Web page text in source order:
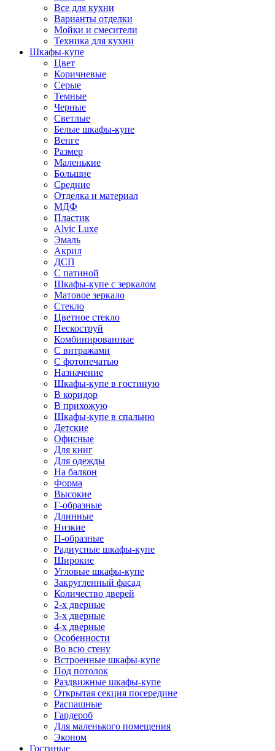
Все для кухни
Варианты отделки
Мойки и смесители
Техника для кухни
Шкафы-купе
Цвет
Коричневые
Серые
Темные
Черные
Светлые
Белые шкафы-купе
Венге
Размер
Маленькие
Большие
Средние
Отделка и материал
МДФ
Пластик
Alvic Luxe
Эмаль
Акрил
ДСП
С патиной
Шкафы-купе с зеркалом
Матовое зеркало
Стекло
Цветное стекло
Пескоструй
Комбинированные
С витражами
С фотопечатью
Назначение
Шкафы-купе в гостиную
В коридор
В прихожую
Шкафы-купе в спальню
Детские
Офисные
Для книг
Для одежды
На балкон
Форма
Высокие
Г-образные
Длинные
Низкие
П-образные
Радиусные шкафы-купе
Широкие
Угловые шкафы-купе
Закругленный фасад
Количество дверей
2-х дверные
3-х дверные
4-х дверные
Особенности
Во всю стену
Встроенные шкафы-купе
Под потолок
Раздвижные шкафы-купе
Открытая секция посередине
Распашные
Гардероб
Для маленького помещения
Эконом
Гостиные